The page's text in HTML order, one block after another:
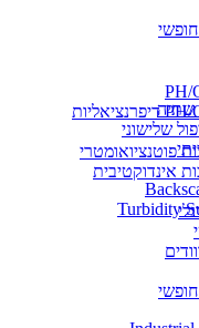
פוטנציואומטרי
אינדוקטיבית
שתיה
שלישוני
Turbidity